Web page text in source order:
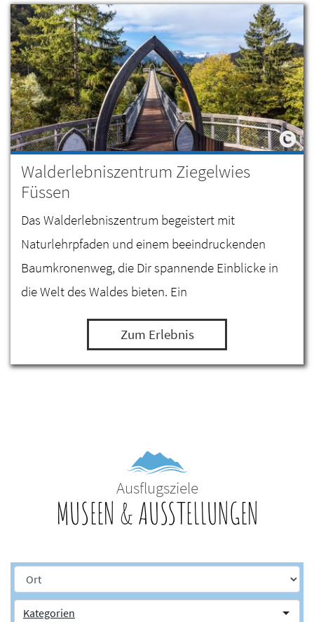
Walderlebniszentrum Ziegelwies
Füssen
Das Walderlebniszentrum begeistert mit
Naturlehrpfaden und einem beeindruckenden
Baumkronenweg, die Dir spannende Einblicke in
die Welt des Waldes bieten. Ein
abwechslungsreicher Spielplatz mit
Kletterelementen, Schaukeln und weiteren
Attraktionen…
Zum Erlebnis
Ausflugsziele
MUSEEN & AUSSTELLUNGEN
Kategorien